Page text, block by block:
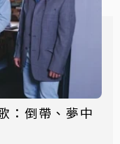
：倒帶、夢中